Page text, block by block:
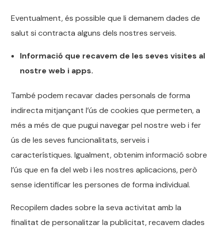
Eventualment, és possible que li demanem dades de
salut si contracta alguns dels nostres serveis.
Informació que recavem de les seves visites al
nostre web i apps.
També podem recavar dades personals de forma
indirecta mitjançant l’ús de cookies que permeten, a
més a més de que pugui navegar pel nostre web i fer
ús de les seves funcionalitats, serveis i
característiques. Igualment, obtenim informació sobre
l’ús que en fa del web i les nostres aplicacions, però
sense identificar les persones de forma individual.
Recopilem dades sobre la seva activitat amb la
finalitat de personalitzar la publicitat, recavem dades